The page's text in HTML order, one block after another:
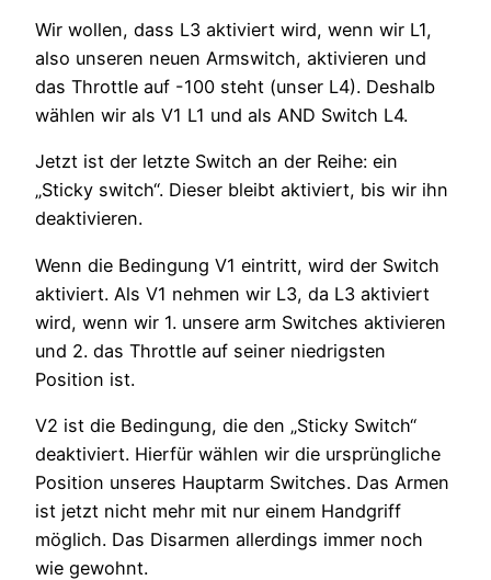
Wir wollen, dass L3 aktiviert wird, wenn wir L1,
also unseren neuen Armswitch, aktivieren und
das Throttle auf -100 steht (unser L4). Deshalb
wählen wir als V1 L1 und als AND Switch L4.
Jetzt ist der letzte Switch an der Reihe: ein
„Sticky switch“. Dieser bleibt aktiviert, bis wir ihn
deaktivieren.
Wenn die Bedingung V1 eintritt, wird der Switch
aktiviert. Als V1 nehmen wir L3, da L3 aktiviert
wird, wenn wir 1. unsere arm Switches aktivieren
und 2. das Throttle auf seiner niedrigsten
Position ist.
V2 ist die Bedingung, die den „Sticky Switch“
deaktiviert. Hierfür wählen wir die ursprüngliche
Position unseres Hauptarm Switches. Das Armen
ist jetzt nicht mehr mit nur einem Handgriff
möglich. Das Disarmen allerdings immer noch
wie gewohnt.